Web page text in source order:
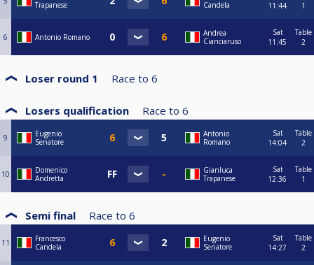
Trapanese
Candela
11:44
1
6 Antonio Romano
Andrea
Cianciaruso
Sat
11:45
Table
2
Loser round 1 Race to 6
Losers qualification Race to 6
9
Eugenio
Senatore
Antonio
Romano
Sat
14:04
Table
2
10
Domenico
Andretta
Gianluca
Trapanese
Sat
12:36
Table
1
Semi final Race to 6
11
Francesco
Candela
Eugenio
Senatore
Sat
14:27
Table
2